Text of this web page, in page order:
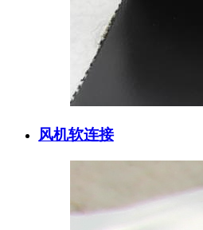
风机软连接